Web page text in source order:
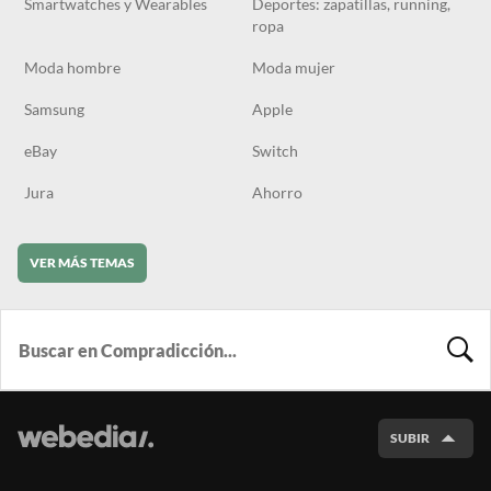
Smartwatches y Wearables
Deportes: zapatillas, running,
ropa
Moda hombre Moda mujer
Samsung Apple
eBay Switch
Jura Ahorro
VER MÁS TEMAS
SUBIR